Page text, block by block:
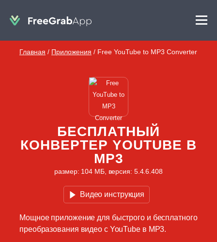
Главная / Приложения / Free YouTube to MP3 Converter
БЕСПЛАТНЫЙ
КОНВЕРТЕР YOUTUBE В
MP3
размер: 104 МБ, версия: 5.4.6.408
Видео инструкция
Мощное приложение для быстрого и бесплатного
преобразования видео с YouTube в MP3.